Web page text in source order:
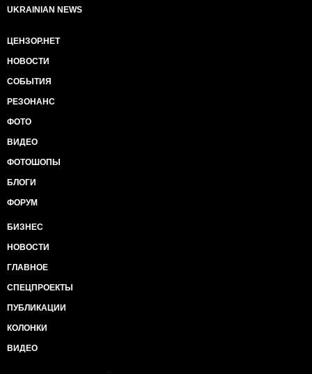
UKRAINIAN NEWS
ЦЕНЗОР.НЕТ
НОВОСТИ
СОБЫТИЯ
РЕЗОНАНС
ФОТО
ВИДЕО
ФОТОШОПЫ
БЛОГИ
ФОРУМ
БИЗНЕС
НОВОСТИ
ГЛАВНОЕ
СПЕЦПРОЕКТЫ
ПУБЛИКАЦИИ
КОЛОНКИ
ВИДЕО